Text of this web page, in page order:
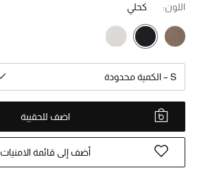
ما وصلنا حديثاً
الموسم الجديد
النساء
الحقائب النسائية
أحذية النسائية
اللون: كحلي
S – الكمية محدودة
اضف للحقيبة
أضف إلى قائمة الامنيات